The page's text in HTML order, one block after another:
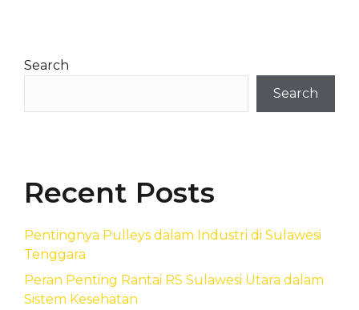
Search
Search
Recent Posts
Pentingnya Pulleys dalam Industri di Sulawesi
Tenggara
Peran Penting Rantai RS Sulawesi Utara dalam
Sistem Kesehatan